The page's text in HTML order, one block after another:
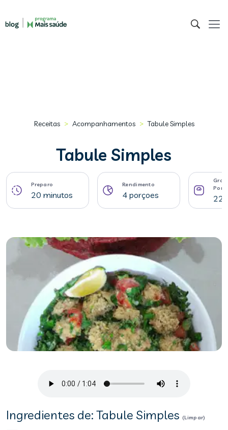
Receitas > Acompanhamentos > Tabule Simples
Tabule Simples
Preparo
20 minutos
Rendimento
4 porçoes
Ingredientes de: Tabule Simples (Limpar)